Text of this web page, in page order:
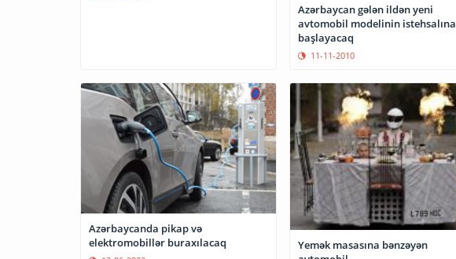
Azərbaycan gələn ildən yeni
avtomobil modelinin istehsalına
başlayacaq
11-11-2010
Azərbaycanda pikap və
elektromobillər buraxılacaq
Yemək masasına bənzəyən